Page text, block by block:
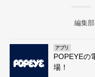
編集
アプリ
POPEYEの
場！